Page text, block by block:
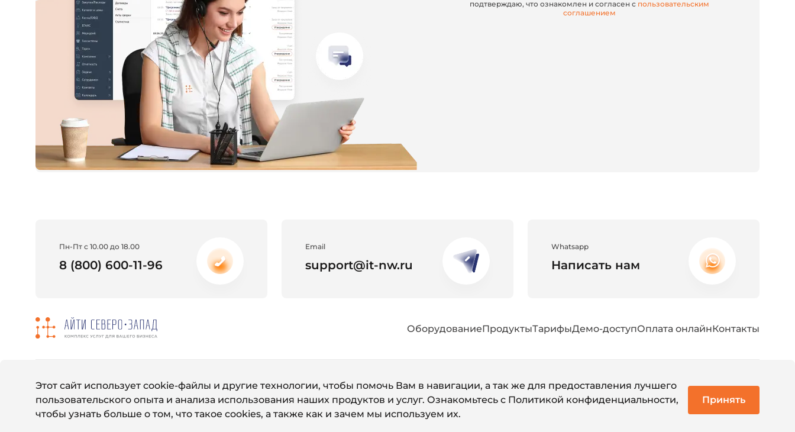
подтверждаю, что ознакомлен и согласен с пользовательским
соглашением
Пн-Пт с 10.00 до 18.00
8 (800) 600-11-96
Email
support@it-nw.ru
Whatsapp
Написать нам
ОборудованиеПродуктыТарифыДемо-доступОплата онлайнКонтакты
© 2011-2024 Айти Северо-Запад Политика конфиденциальности
Этот сайт использует cookie-файлы и другие технологии, чтобы помочь Вам в навигации, а так же для предоставления лучшего
пользовательского опыта и анализа использования наших продуктов и услуг. Ознакомьтесь с Политикой конфиденциальности,
чтобы узнать больше о том, что такое cookies, а также как и зачем мы используем их.
Принять